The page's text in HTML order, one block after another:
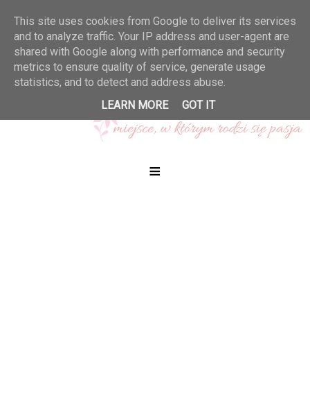
≡
This site uses cookies from Google to deliver its services
and to analyze traffic. Your IP address and user-agent are
shared with Google along with performance and security
metrics to ensure quality of service, generate usage
statistics, and to detect and address abuse.
LEARN MORE
GOT IT